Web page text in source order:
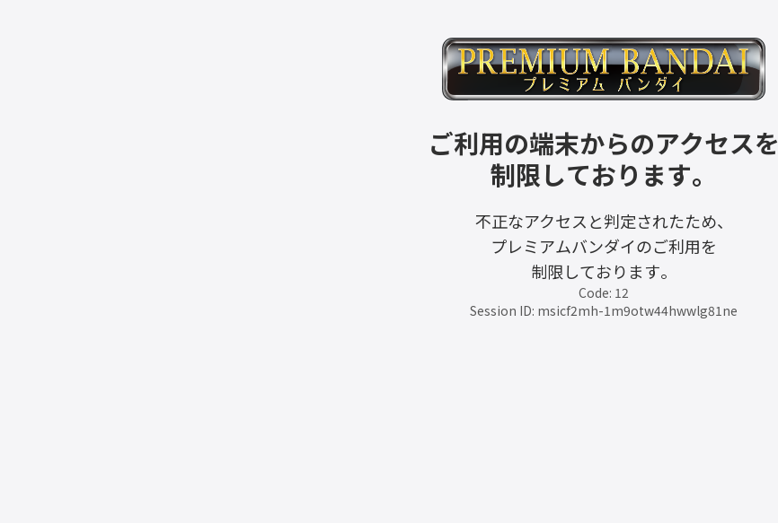
ご利用の端末からのアクセスを
制限しております。
不正なアクセスと判定されたため、
プレミアムバンダイのご利用を
制限しております。
Code: 12
Session ID: msicf2mh-1m9otw44hwwlg81ne